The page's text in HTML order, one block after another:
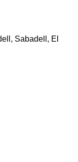
Sabadell, El